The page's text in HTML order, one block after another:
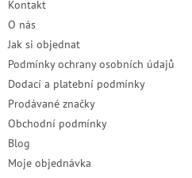
Kontakt
O nás
Jak si objednat
Podmínky ochrany osobních údajů
Dodací a platební podmínky
Prodávané značky
Obchodní podmínky
Blog
Moje objednávka